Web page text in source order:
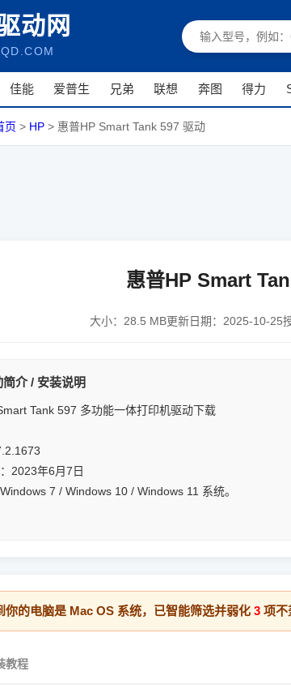
动网
佳能 爱普生 兄弟 联想 奔图 得力
页 > HP > 惠普HP Smart Tank 597 驱动
惠普HP Smart
大小： 28.5 MB更新日期： 2025-10-25
简介 / 安装说明
Tank 597 多功能一体打印机驱动下载
2023年6月7日
7 / Windows 10 / Windows 11 系统。
你的电脑是 Mac OS 系统，已智能筛选并弱化 3 项不
教程